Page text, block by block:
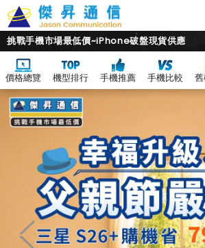
挑戰手機市場最低價~iPhone破盤現貨供應
價格總覽 機型排行 手機推薦 手機比較